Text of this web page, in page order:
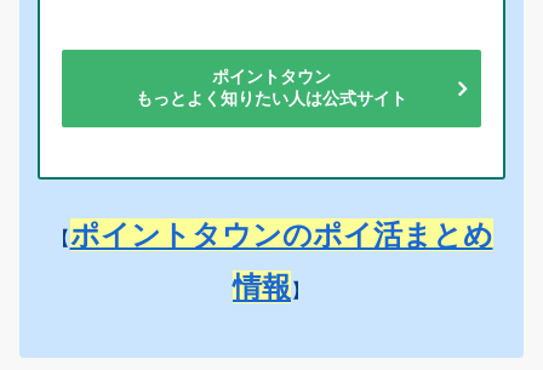
ポイントタウン
もっとよく知りたい人は公式サイト
【ポイントタウンのポイ活まとめ
情報 】